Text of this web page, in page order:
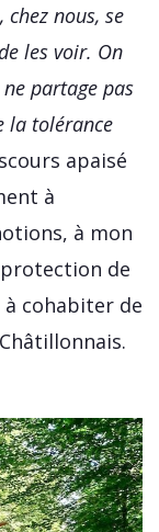
nous, se
les voir. On
partage pas
la tolérance
apaisé
à
à mon
de
cohabiter de